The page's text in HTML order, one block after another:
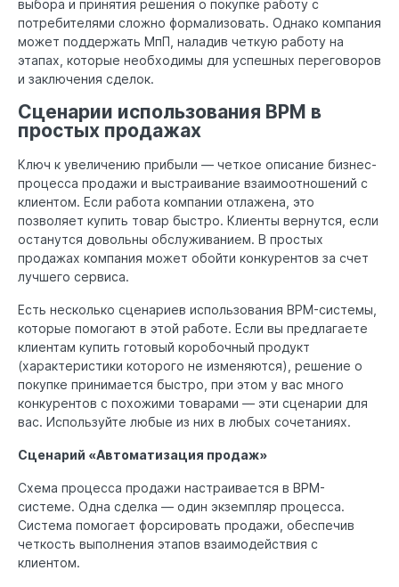
выбора и принятия решения о покупке работу с
потребителями сложно формализовать. Однако компания
может поддержать МпП, наладив четкую работу на
этапах, которые необходимы для успешных переговоров
и заключения сделок.
Сценарии использования BPM в
простых продажах
Ключ к увеличению прибыли — четкое описание бизнес-
процесса продажи и выстраивание взаимоотношений с
клиентом. Если работа компании отлажена, это
позволяет купить товар быстро. Клиенты вернутся, если
останутся довольны обслуживанием. В простых
продажах компания может обойти конкурентов за счет
лучшего сервиса.
Есть несколько сценариев использования BPM-системы,
которые помогают в этой работе. Если вы предлагаете
клиентам купить готовый коробочный продукт
(характеристики которого не изменяются), решение о
покупке принимается быстро, при этом у вас много
конкурентов с похожими товарами — эти сценарии для
вас. Используйте любые из них в любых сочетаниях.
Сценарий «Автоматизация продаж»
Схема процесса продажи настраивается в BPM-
системе. Одна сделка — один экземпляр процесса.
Система помогает форсировать продажи, обеспечив
четкость выполнения этапов взаимодействия с
клиентом.